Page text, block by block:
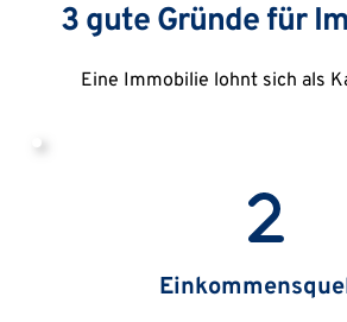
3 gute Gründe für
Eine Immobilie lohnt sich als